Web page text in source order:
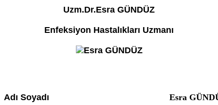
Uzm.Dr.Esra GÜNDÜZ
Enfeksiyon Hastalıkları Uzmanı
Adı Soyadı Esra